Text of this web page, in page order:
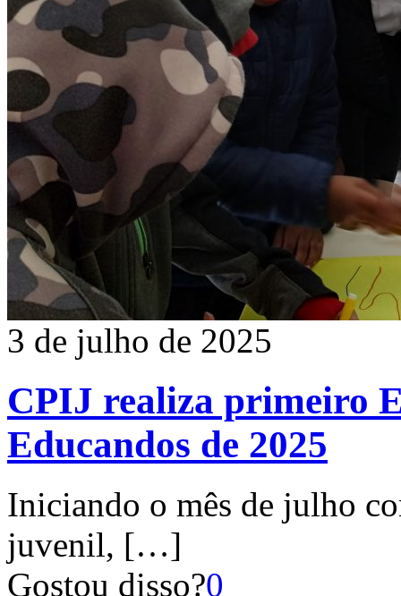
3 de julho de 2025
CPIJ realiza primeiro
Educandos de 2025
Iniciando o mês de julho
juvenil, […]
Gostou disso?0